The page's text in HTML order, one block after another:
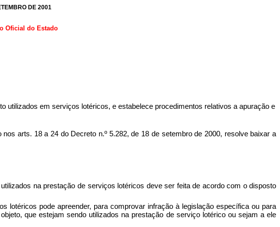
DE 2001
Oficial do Estado
utilizados em serviços lotéricos, e estabelece procedimentos relativos a apuração e
arts. 18 a 24 do Decreto n.º 5.282, de 18 de setembro de 2000, resolve baixar a
na prestação de serviços lotéricos deve ser feita de acordo com o disposto
pode apreender, para comprovar infração à legislação específica ou para
que estejam sendo utilizados na prestação de serviço lotérico ou sejam a ele